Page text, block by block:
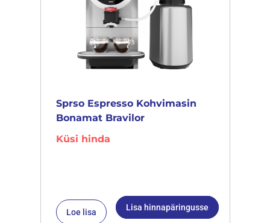
Sprso Espresso Kohvimasin
Bonamat Bravilor
Küsi hinda
Loe lisa Lisa hinnapäringusse